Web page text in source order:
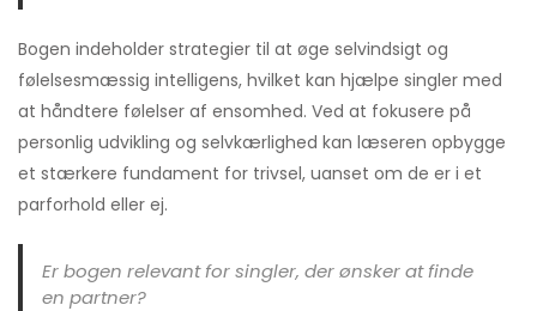
Bogen indeholder strategier til at øge selvindsigt og
følelsesmæssig intelligens, hvilket kan hjælpe singler med
at håndtere følelser af ensomhed. Ved at fokusere på
personlig udvikling og selvkærlighed kan læseren opbygge
et stærkere fundament for trivsel, uanset om de er i et
parforhold eller ej.
Er bogen relevant for singler, der ønsker at finde
en partner?